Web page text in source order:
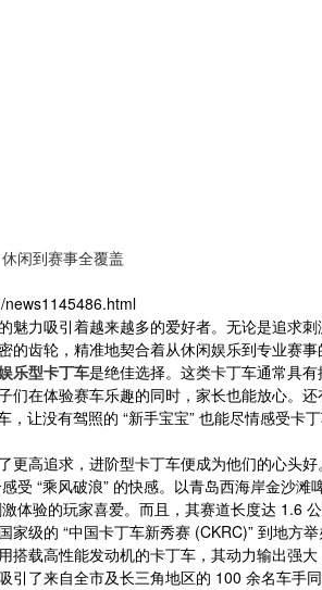
闲到赛事全覆盖
力吸引着越来越多的爱好者。无论是追
齿轮，精准地契合着从休闲娱乐到专业赛
乐型卡丁车是绝佳选择。这类卡丁车通常具
们在体验赛车乐趣的同时，家长也能放心。
让没有驾照的 “新手宝宝” 也能尽情感受
高追求，进阶型卡丁车便成为他们的心
受 “乘风破浪” 的快感。以青岛西海岸金沙
体验的玩家喜爱。而且，其赛道长度达 1.6
级的 “中国卡丁车新秀赛 (CKRC)” 到地
载高性能发动机的卡丁车，其动力输出
了来自全市及长三角地区的 100 余名车